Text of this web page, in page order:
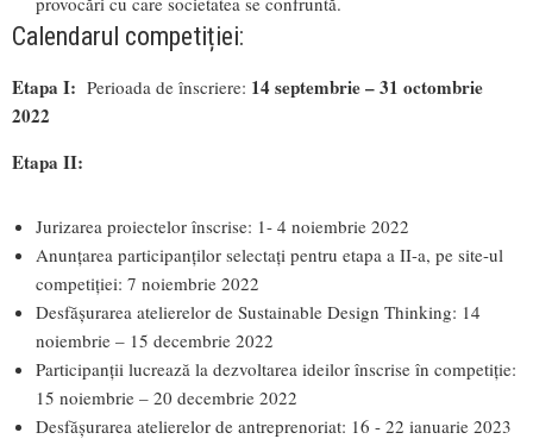
Calendarul competiției:
Etapa I: Perioada de înscriere: 14 septembrie – 31 octombrie
2022
Etapa II:
Jurizarea proiectelor înscrise: 1- 4 noiembrie 2022
Anunțarea participanților selectați pentru etapa a II-a, pe site-ul
competiției: 7 noiembrie 2022
Desfășurarea atelierelor de Sustainable Design Thinking: 14
noiembrie – 15 decembrie 2022
Participanții lucrează la dezvoltarea ideilor înscrise în competiție:
15 noiembrie – 20 decembrie 2022
Desfășurarea atelierelor de antreprenoriat: 16 - 22 ianuarie 2023